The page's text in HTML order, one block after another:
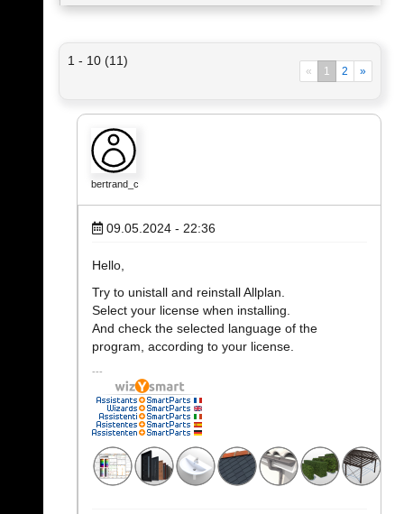
1 - 10 (11)
« 1 2 »
bertrand_c
09.05.2024 - 22:36
Hello,
Try to unistall and reinstall Allplan.
Select your license when installing.
And check the selected language of the
program, according to your license.